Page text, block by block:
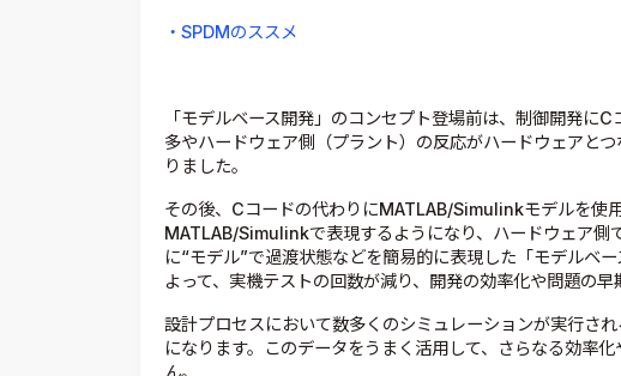
・SPDMのススメ
「モデルベース開発」のコンセプト登場前は、制御開発に
多やハードウェア側（プラント）の反応がハードウェアと
りました。
その後、Cコードの代わりにMATLAB/Simulinkモデルを使
MATLAB/Simulinkで表現するようになり、ハードウェア
に“モデル”で過渡状態などを簡易的に表現した「モデルベ
よって、実機テストの回数が減り、開発の効率化や問題の早
設計プロセスにおいて数多くのシミュレーションが実行さ
になります。このデータをうまく活用して、さらなる効率
ん。